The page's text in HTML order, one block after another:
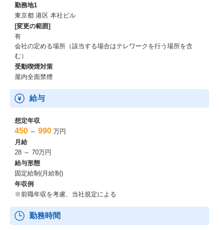
勤務地1
東京都 港区 本社ビル
[変更の範囲]
有
会社の定める場所（該当する場合はテレワークを行う場所を含
む）
受動喫煙対策
屋内全面禁煙
給与
想定年収
450 ～ 990 万円
月給
28 ～ 70万円
給与形態
固定給制(月給制)
年収例
※前職年収を考慮、当社規定による
勤務時間